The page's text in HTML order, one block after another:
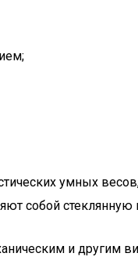
умных
собой стеклянную
и другим